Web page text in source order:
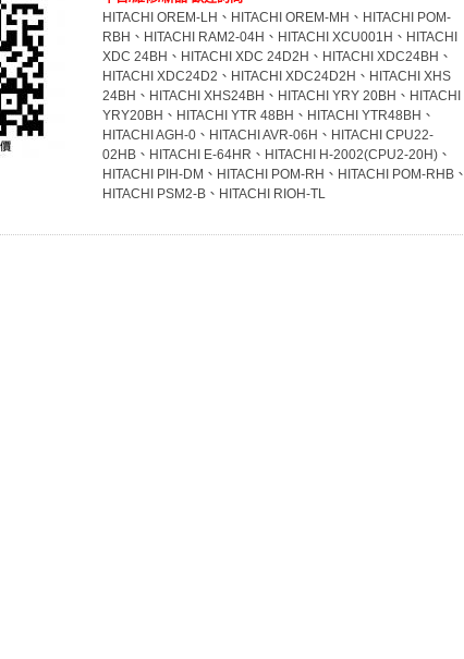
HITACHI OREM-LH、HITACHI OREM-MH、HITACHI POM-
RBH、HITACHI RAM2-04H、HITACHI XCU001H、HITACHI
XDC 24BH、HITACHI XDC 24D2H、HITACHI XDC24BH、
HITACHI XDC24D2、HITACHI XDC24D2H、HITACHI XHS
24BH、HITACHI XHS24BH、HITACHI YRY 20BH、HITACHI
YRY20BH、HITACHI YTR 48BH、HITACHI YTR48BH、
HITACHI AGH-0、HITACHI AVR-06H、HITACHI CPU22-
02HB、HITACHI E-64HR、HITACHI H-2002(CPU2-20H)、
HITACHI PIH-DM、HITACHI POM-RH、HITACHI POM-RHB、
HITACHI PSM2-B、HITACHI RIOH-TL